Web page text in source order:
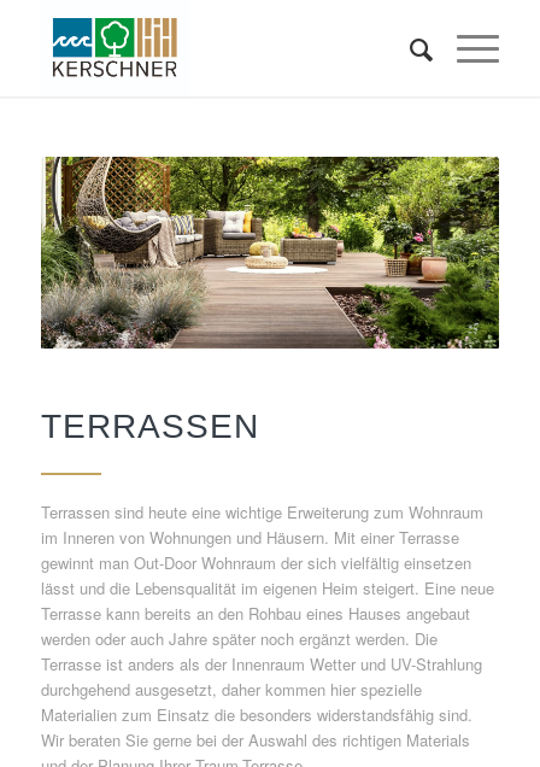
TERRASSEN
Terrassen sind heute eine wichtige Erweiterung zum Wohnraum
im Inneren von Wohnungen und Häusern. Mit einer Terrasse
gewinnt man Out-Door Wohnraum der sich vielfältig einsetzen
lässt und die Lebensqualität im eigenen Heim steigert. Eine neue
Terrasse kann bereits an den Rohbau eines Hauses angebaut
werden oder auch Jahre später noch ergänzt werden. Die
Terrasse ist anders als der Innenraum Wetter und UV-Strahlung
durchgehend ausgesetzt, daher kommen hier spezielle
Materialien zum Einsatz die besonders widerstandsfähig sind.
Wir beraten Sie gerne bei der Auswahl des richtigen Materials